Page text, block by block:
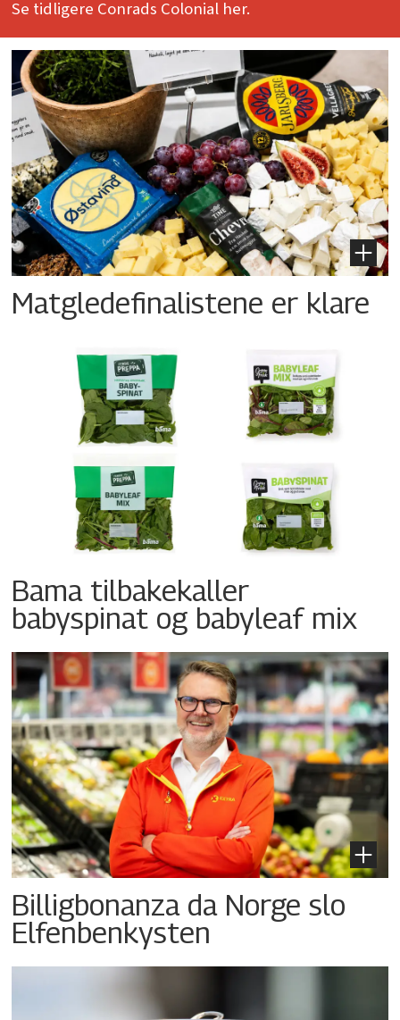
Se tidligere Conrads Colonial her.
Matgledefinalistene er klare
Bama tilbakekaller
babyspinat og babyleaf mix
Billigbonanza da Norge slo
Elfenbenkysten